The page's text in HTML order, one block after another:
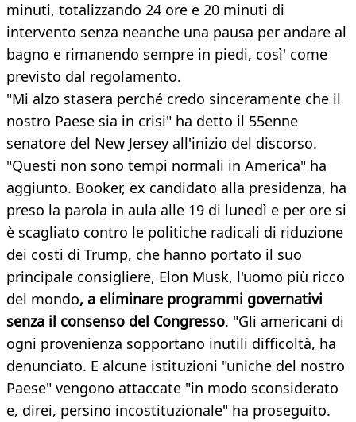
minuti, totalizzando 24 ore e 20 minuti di
intervento senza neanche una pausa per andare al
bagno e rimanendo sempre in piedi, così' come
previsto dal regolamento.
"Mi alzo stasera perché credo sinceramente che il
nostro Paese sia in crisi" ha detto il 55enne
senatore del New Jersey all'inizio del discorso.
"Questi non sono tempi normali in America" ha
aggiunto. Booker, ex candidato alla presidenza, ha
preso la parola in aula alle 19 di lunedì e per ore si
è scagliato contro le politiche radicali di riduzione
dei costi di Trump, che hanno portato il suo
principale consigliere, Elon Musk, l'uomo più ricco
del mondo, a eliminare programmi governativi
senza il consenso del Congresso. "Gli americani di
ogni provenienza sopportano inutili difficoltà, ha
denunciato. E alcune istituzioni "uniche del nostro
Paese" vengono attaccate "in modo sconsiderato
e, direi, persino incostituzionale" ha proseguito.